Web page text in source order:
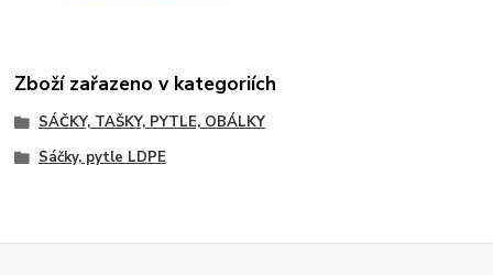
Zboží zařazeno v kategoriích
SÁČKY, TAŠKY, PYTLE, OBÁLKY
Sáčky, pytle LDPE